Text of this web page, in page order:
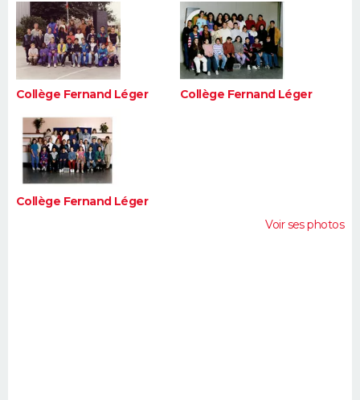
Collège Fernand Léger Collège Fernand Léger
Collège Fernand Léger
Voir ses photos